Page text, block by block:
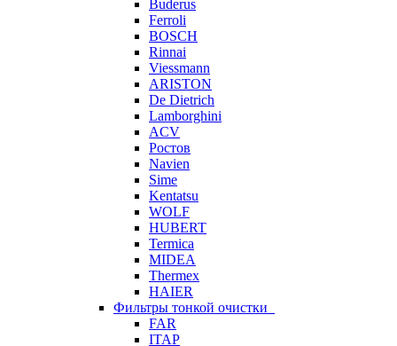
Buderus
Ferroli
BOSCH
Rinnai
Viessmann
ARISTON
De Dietrich
Lamborghini
ACV
Ростов
Navien
Sime
Kentatsu
WOLF
HUBERT
Termica
MIDEA
Thermex
HAIER
Фильтры тонкой очистки
FAR
ITAP